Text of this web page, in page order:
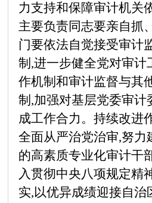
力支持和保障审计机关
主要负责同志要亲自抓
门要依法自觉接受审计
制,进一步健全党对审计
作机制和审计监督与其
制,加强对基层党委审计
成工作合力。持续改进
全面从严治党治审,努力
的高素质专业化审计干
入贯彻中央八项规定精
实,以优异成绩迎接自治